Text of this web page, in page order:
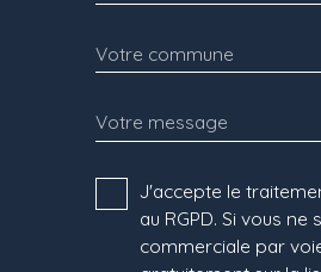
Votre commune
Votre message
J'accepte le
au RGPD. Si vous
commerciale par